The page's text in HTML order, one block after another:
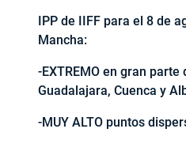
IPP de IIFF para el 8 de
Mancha:
-EXTREMO en gran parte
Guadalajara, Cuenca y
-MUY ALTO puntos